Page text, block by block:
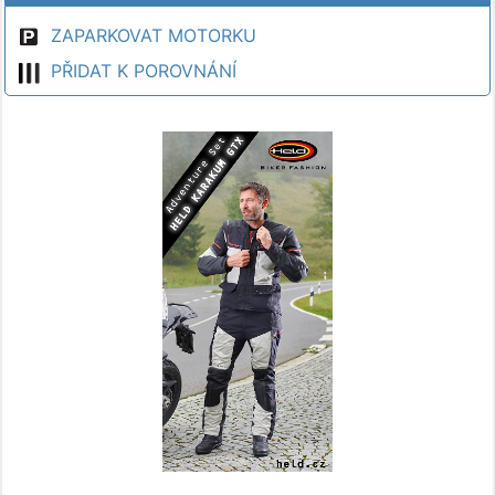
ZAPARKOVAT MOTORKU
PŘIDAT K POROVNÁNÍ